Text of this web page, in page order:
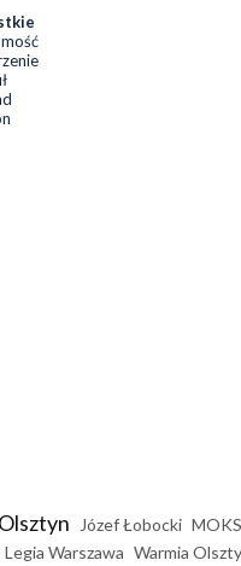
Józef Łobocki
Legia Warszawa Warmia